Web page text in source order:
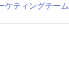
ケティングチーム